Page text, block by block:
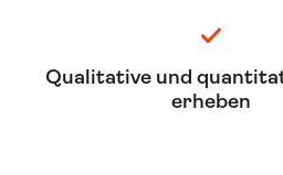
Qualitative und
erheben